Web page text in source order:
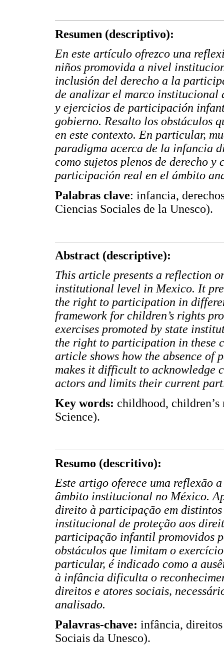
Resumen (descriptivo):
En este artículo ofrezco una
niños promovida a nivel
inclusión del derecho a la
de analizar el marco institucional
y ejercicios de participación
gobierno. Resalto los obstáculos
en este contexto. En particular,
paradigma acerca de la infancia
como sujetos plenos de derecho y
participación real en el ámbito
Palabras clave: infancia,
Ciencias Sociales de la Unesco).
Abstract (descriptive):
This article presents a reflection
institutional level in Mexico. It
the right to participation in
framework for children’s rights
exercises promoted by state
the right to participation in these
article shows how the absence of
makes it difficult to acknowledge
actors and limits their current
Key words: childhood,
Science).
Resumo (descritivo):
Este artigo oferece uma reflexão
âmbito institucional no México.
direito à participação em
institucional de proteção aos
participação infantil promovidos
obstáculos que limitam o
particular, é indicado como a
à infância dificulta o
direitos e atores sociais,
analisado.
Palavras-chave: infância,
Sociais da Unesco).